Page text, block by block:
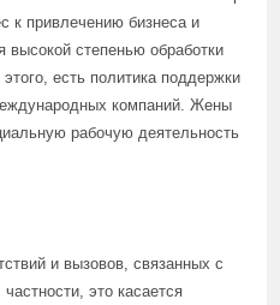
к привлечению бизнеса и
высокой степенью обработки
есть политика поддержки
компаний. Жены
рабочую деятельность
и вызовов, связанных с
это касается